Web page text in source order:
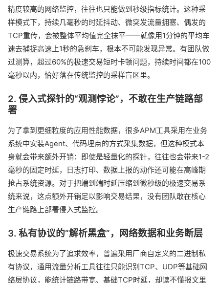
精度较高的网络监控，往往也只能做到秒级指标统计。这种采
样模式下，持续几毫秒的时延抖动、微突发流量拥塞、偶发的
TCP重传，会被整体平均值完全抹平——就像用1分钟的平均车
速去捕捉高速上1秒的急刹车，根本不可能发现异常。有团队做
过测算，超过60%的极速交易短时卡顿问题，持续时间都在100
毫秒以内，恰好落在传统监控的采样盲区里。
2. 侵入式探针的“观测悖论”，不敢在生产链路部
署
为了拿到更细粒度的应用性能数据，很多APM工具采用在业务
系统中安装Agent、代码埋点的方式采集数据，但这种模式本
身就会带来额外开销：即使是轻量化的探针，往往也会带来1-2
毫秒的固定时延，日志打印、数据上报的动作还可能在高峰期
抢占系统资源。对于把端到端时延压缩到微秒级的极速交易系
统来说，这点额外开销足以影响交易结果，没有团队敢在核心
生产链路上部署侵入式监控。
3. 私有协议的“解析黑盒”，网络数据和业务断层
极速交易系统为了追求效率，普遍采用厂商自定义的二进制私
有协议，通用流量分析工具往往只能识别TCP、UDP等基础网
络层协议，能统计链路带宽、基础TCP时延，却读不懂报文里